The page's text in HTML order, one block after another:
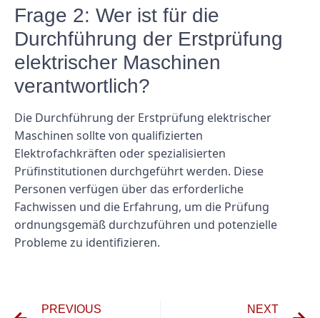
Frage 2: Wer ist für die
Durchführung der Erstprüfung
elektrischer Maschinen
verantwortlich?
Die Durchführung der Erstprüfung elektrischer
Maschinen sollte von qualifizierten
Elektrofachkräften oder spezialisierten
Prüfinstitutionen durchgeführt werden. Diese
Personen verfügen über das erforderliche
Fachwissen und die Erfahrung, um die Prüfung
ordnungsgemäß durchzuführen und potenzielle
Probleme zu identifizieren.
PREVIOUS NEXT